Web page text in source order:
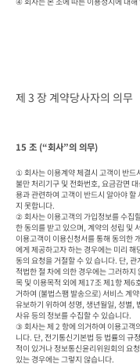
제 3 장 계약당사자의 의무
15 조 (“회사”의 의무)
① 회사는 이용계약 체결시 고객이 반드
불만 처리기구 및 전화번호, 요금감면
용과 관련하여 고객이 반드시 알아야
지 못합니다.
② 회사는 이용고객의 가입정보를 수집
한 동의를 받고 있으며, 계약의 성립 및
이용고객이 이용신청서를 통해 동의한
에게 제공하고자 하는 경우에는 미리
동의 요청을 거절할 수 있 습니다. 단,
적법한 절 차에 의한 경우에는 그러하
목 및 이용목적 외에 제17조 제1항 제
거하여 (불법스팸 발송으로) 서비스 계
유보하기 위하여 성명, 생년월일, 성별,
사유 등의 정보를 수집할 수 있습니다.
③ 회사는 제 2 항에 의거하여 이용고객
니다. 단, 전기통신기본법 등 법률의 규
적이 있거나 정보통신윤리위원회의 요
있는 경우에는 그렇지 않습니다.